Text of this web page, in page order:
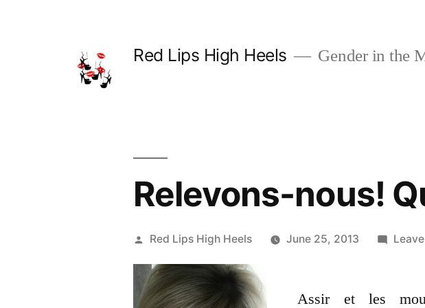
Red Lips High Heels Gender in the
Relevons-nous!
Posted
Red Lips High Heels June 25, 2013
Assir et les